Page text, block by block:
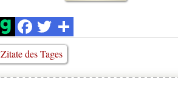
Zitate des Tages